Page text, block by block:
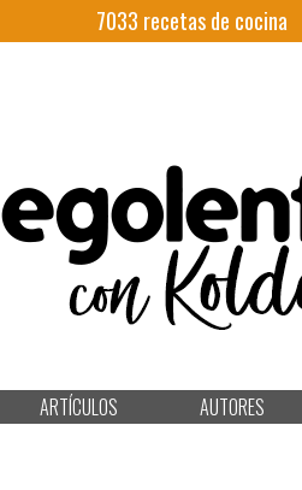
7033 recetas de cocina
ARTÍCULOS AUTORES